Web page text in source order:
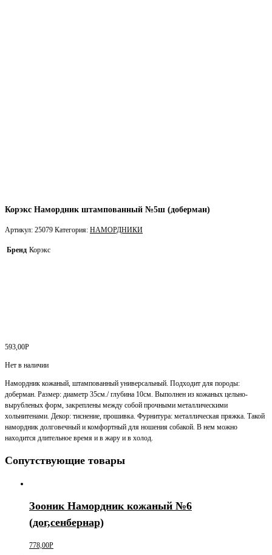
Корэкс Намордник штампованный №5ш (доберман)
Артикул: 25079 Категория: НАМОРДНИКИ
Бренд Корэкс
593,00Р
Нет в наличии
Намордник кожаный, штампованный универсальный. Подходит для породы:
доберман. Размер: диаметр 35см./ глубина 10см. Выполнен из кожаных цельно-
вырубленых форм, закреплены между собой прочными металлическими
хольнитенами. Декор: тиснение, прошивка. Фурнитура: металлическая пряжка. Такой
намордник долговечный и комфортный для ношения собакой. В нем можно
находится длительное время и в жару и в холод.
Сопутствующие товары
Зооник Намордник кожаный №6
(дог,сенбернар)
778,00Р